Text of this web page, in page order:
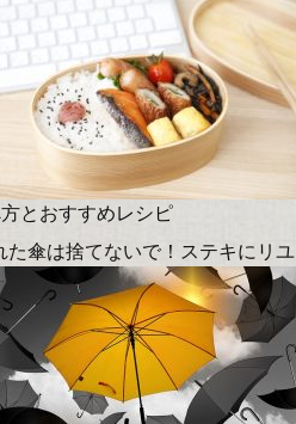
とおすすめレシピ
た傘は捨てないで！ステキにリユ